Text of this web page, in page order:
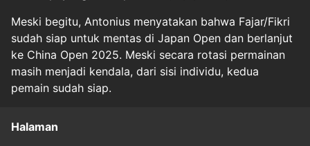
Meski begitu, Antonius menyatakan bahwa Fajar/Fikri
sudah siap untuk mentas di Japan Open dan berlanjut
ke China Open 2025. Meski secara rotasi permainan
masih menjadi kendala, dari sisi individu, kedua
pemain sudah siap.
Halaman